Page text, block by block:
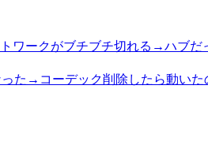
ワークがブチブチ切れる→ハブだ